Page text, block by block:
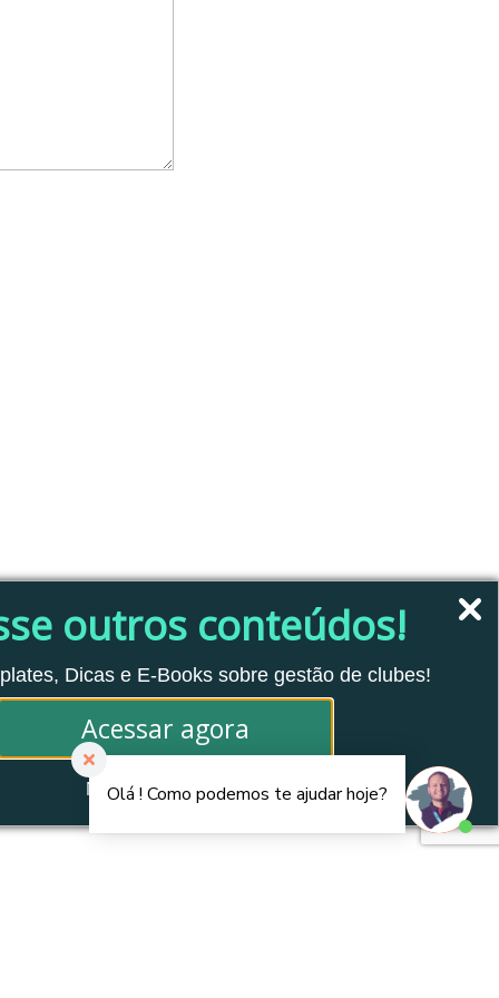
outros conteúdos!
Dicas e E-Books sobre gestão de clubes!
Acessar agora
Não tenho interesse